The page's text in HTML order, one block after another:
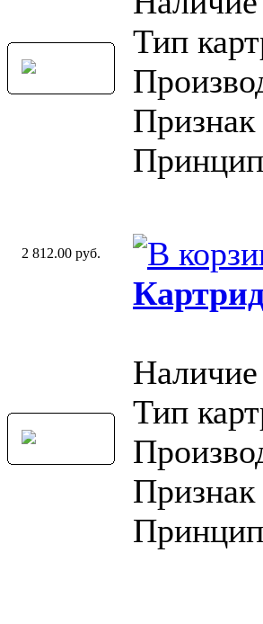
Тип
2 812.00 руб.
Тип